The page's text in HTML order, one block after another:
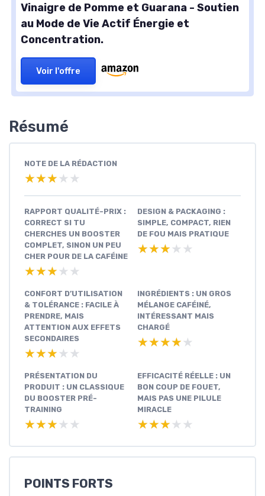
Vinaigre de Pomme et Guarana - Soutien
au Mode de Vie Actif Énergie et
Concentration.
Voir l'offre
Résumé
NOTE DE LA RÉDACTION
★★★★★
★★★★★
RAPPORT QUALITÉ-PRIX :
CORRECT SI TU
CHERCHES UN BOOSTER
COMPLET, SINON UN PEU
CHER POUR DE LA CAFÉINE
★★★★★
★★★★★
DESIGN & PACKAGING :
SIMPLE, COMPACT, RIEN
DE FOU MAIS PRATIQUE
★★★★★
★★★★★
CONFORT D’UTILISATION
& TOLÉRANCE : FACILE À
PRENDRE, MAIS
ATTENTION AUX EFFETS
SECONDAIRES
★★★★★
★★★★★
INGRÉDIENTS : UN GROS
MÉLANGE CAFÉINÉ,
INTÉRESSANT MAIS
CHARGÉ
★★★★★
★★★★★
PRÉSENTATION DU
PRODUIT : UN CLASSIQUE
DU BOOSTER PRÉ-
TRAINING
★★★★★
★★★★★
EFFICACITÉ RÉELLE : UN
BON COUP DE FOUET,
MAIS PAS UNE PILULE
MIRACLE
★★★★★
★★★★★
POINTS FORTS